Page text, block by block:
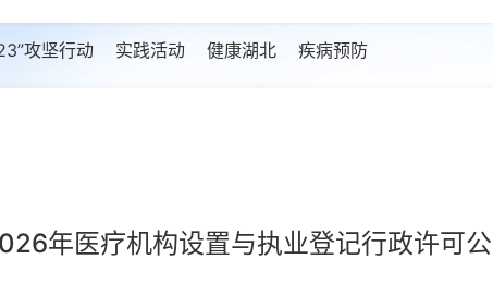
攻坚行动 实践活动 健康湖北 疾病预防
年医疗机构设置与执业登记行政许可公